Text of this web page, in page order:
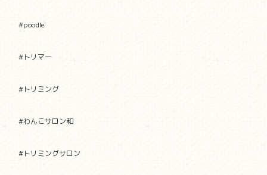
#poodle
#トリマー
#トリミング
#わんこサロン和
#トリミングサロン